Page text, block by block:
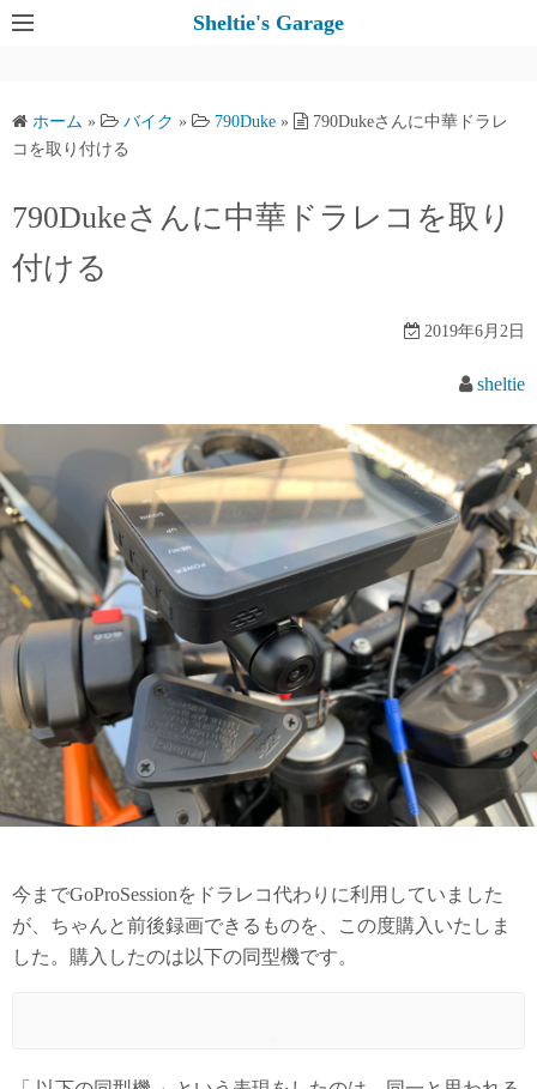
コ
キ
ッ
Sheltie's Garage
ホーム » バイク » 790Duke »
790Dukeさんに中華ドラレ
コを取り付ける
790Dukeさんに中華ドラレコを取り
付ける
2019年6月2日
sheltie
今までGoProSessionをドラレコ代わりに利用していました
が、ちゃんと前後録画できるものを、この度購入いたしま
した。購入したのは以下の同型機です。